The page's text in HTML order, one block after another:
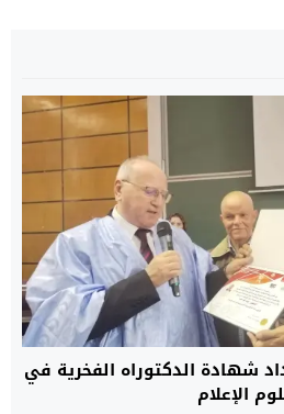
شهادة الدكتوراه الفخرية في
الإعلام